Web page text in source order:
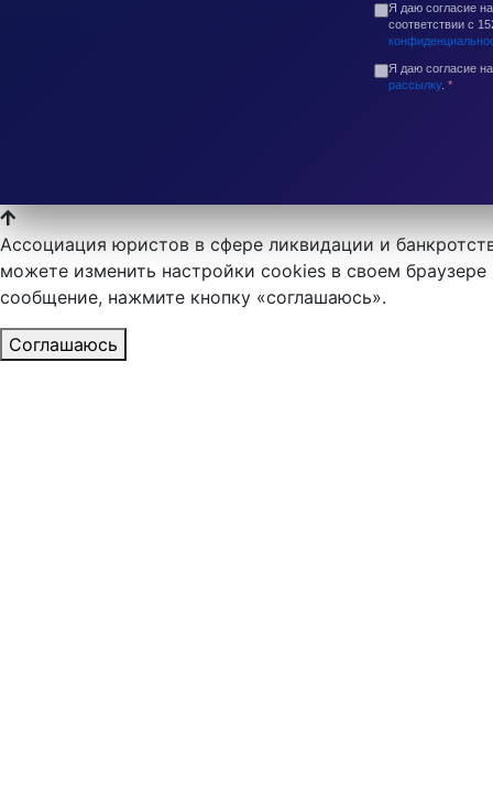
Я даю согласие
соответствии с
Я даю согласие
рассылку. *
Ассоциация юристов в сфере ликвидации и
можете изменить настройки cookies в своем
сообщение, нажмите кнопку «соглашаюсь».
Соглашаюсь